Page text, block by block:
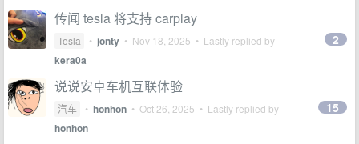
传闻 tesla 将支持 carplay
Tesla • jonty • Nov 18, 2025 • Lastly replied by
kera0a
2
说说安卓车机互联体验
汽车 • honhon • Oct 26, 2025 • Lastly replied by
honhon
15